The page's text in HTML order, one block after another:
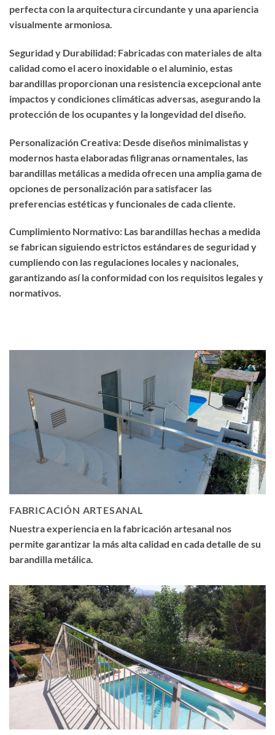
perfecta con la arquitectura circundante y una apariencia
visualmente armoniosa.
Seguridad y Durabilidad: Fabricadas con materiales de alta
calidad como el acero inoxidable o el aluminio, estas
barandillas proporcionan una resistencia excepcional ante
impactos y condiciones climáticas adversas, asegurando la
protección de los ocupantes y la longevidad del diseño.
Personalización Creativa: Desde diseños minimalistas y
modernos hasta elaboradas filigranas ornamentales, las
barandillas metálicas a medida ofrecen una amplia gama de
opciones de personalización para satisfacer las
preferencias estéticas y funcionales de cada cliente.
Cumplimiento Normativo: Las barandillas hechas a medida
se fabrican siguiendo estrictos estándares de seguridad y
cumpliendo con las regulaciones locales y nacionales,
garantizando así la conformidad con los requisitos legales y
normativos.
FABRICACIÓN ARTESANAL
Nuestra experiencia en la fabricación artesanal nos
permite garantizar la más alta calidad en cada detalle de su
barandilla metálica.